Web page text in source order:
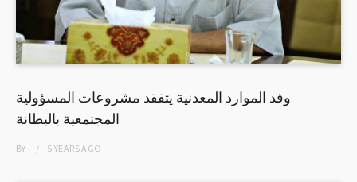
وفد الموارد المعدنية يتفقد مشروعات المسؤولية
المجتمعية بالبطانة
BY 5 YEARSAGO